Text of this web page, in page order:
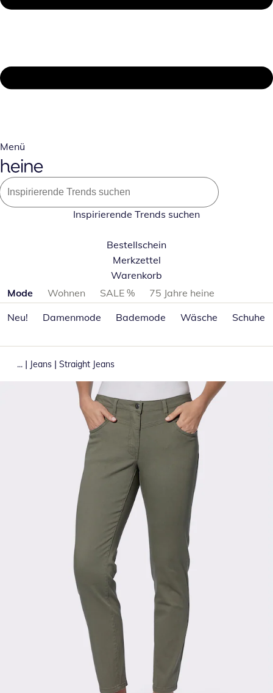
Menü
Inspirierende Trends suchen
Bestellschein
Merkzettel
Warenkorb
Produktkategorien überspringen
Mode Wohnen SALE %
75 Jahre heine
Neu!
Damenmode Bademode Wäsche Schuhe
... | Jeans | Straight Jeans